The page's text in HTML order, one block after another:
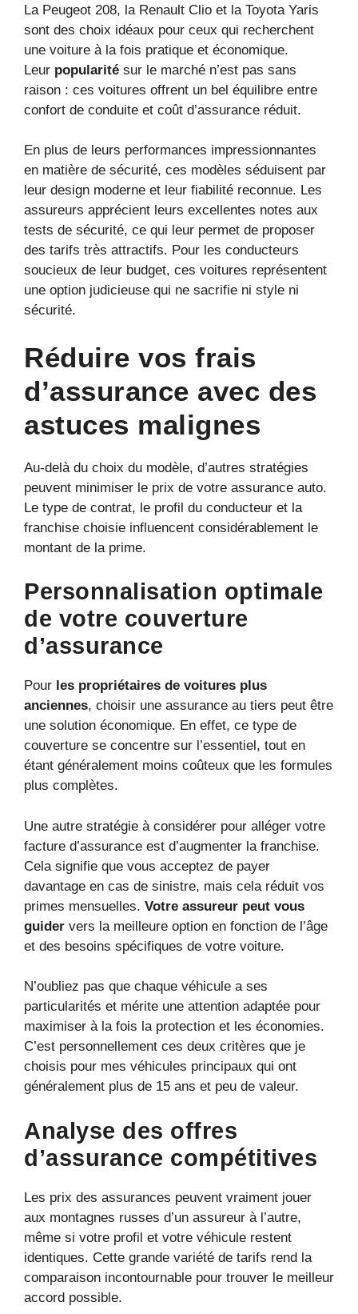
La Peugeot 208, la Renault Clio et la Toyota Yaris
sont des choix idéaux pour ceux qui recherchent
une voiture à la fois pratique et économique.
Leur popularité sur le marché n’est pas sans
raison : ces voitures offrent un bel équilibre entre
confort de conduite et coût d’assurance réduit.
En plus de leurs performances impressionnantes
en matière de sécurité, ces modèles séduisent par
leur design moderne et leur fiabilité reconnue. Les
assureurs apprécient leurs excellentes notes aux
tests de sécurité, ce qui leur permet de proposer
des tarifs très attractifs. Pour les conducteurs
soucieux de leur budget, ces voitures représentent
une option judicieuse qui ne sacrifie ni style ni
sécurité.
Réduire vos frais
d’assurance avec des
astuces malignes
Au-delà du choix du modèle, d’autres stratégies
peuvent minimiser le prix de votre assurance auto.
Le type de contrat, le profil du conducteur et la
franchise choisie influencent considérablement le
montant de la prime.
Personnalisation optimale
de votre couverture
d’assurance
Pour les propriétaires de voitures plus
anciennes, choisir une assurance au tiers peut être
une solution économique. En effet, ce type de
couverture se concentre sur l’essentiel, tout en
étant généralement moins coûteux que les formules
plus complètes.
Une autre stratégie à considérer pour alléger votre
facture d’assurance est d’augmenter la franchise.
Cela signifie que vous acceptez de payer
davantage en cas de sinistre, mais cela réduit vos
primes mensuelles. Votre assureur peut vous
guider vers la meilleure option en fonction de l’âge
et des besoins spécifiques de votre voiture.
N’oubliez pas que chaque véhicule a ses
particularités et mérite une attention adaptée pour
maximiser à la fois la protection et les économies.
C’est personnellement ces deux critères que je
choisis pour mes véhicules principaux qui ont
généralement plus de 15 ans et peu de valeur.
Analyse des offres
d’assurance compétitives
Les prix des assurances peuvent vraiment jouer
aux montagnes russes d’un assureur à l’autre,
même si votre profil et votre véhicule restent
identiques. Cette grande variété de tarifs rend la
comparaison incontournable pour trouver le meilleur
accord possible.